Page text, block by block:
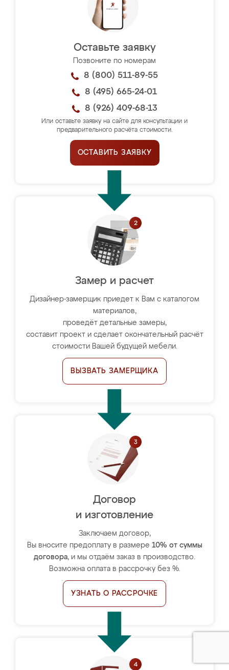
Оставьте заявку
Позвоните по номерам
8 (800) 511-89-55
8 (495) 665-24-01
8 (926) 409-68-13
Или оставьте заявку на сайте для консультации и
предварительного расчёта стоимости.
ОСТАВИТЬ ЗАЯВКУ
Замер и расчет
Дизайнер-замерщик приедет к Вам с каталогом
материалов,
проведёт детальные замеры,
составит проект и сделает окончательный расчёт
стоимости Вашей будущей мебели.
ВЫЗВАТЬ ЗАМЕРЩИКА
Договор
и изготовление
Заключаем договор,
Вы вносите предоплату в размере 10% от суммы
договора, и мы отдаём заказ в производство.
Возможна оплата в рассрочку без %.
УЗНАТЬ О РАССРОЧКЕ